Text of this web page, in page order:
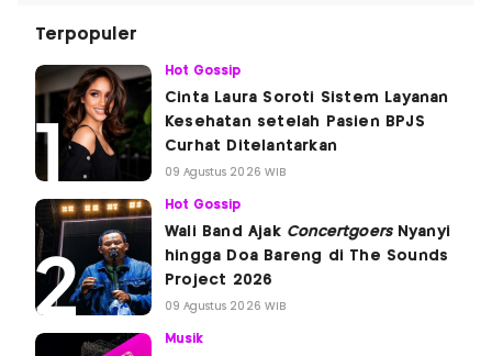
Terpopuler
Hot Gossip
Cinta Laura Soroti Sistem Layanan
Kesehatan setelah Pasien BPJS
Curhat Ditelantarkan
09 Agustus 2026 WIB
Hot Gossip
Wali Band Ajak ConcertgoersNyanyi
hingga Doa Bareng di The Sounds
Project 2026
09 Agustus 2026 WIB
Musik